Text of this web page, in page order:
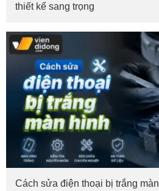
thiết kế sang trọng
Cách sửa điện thoại bị trắng